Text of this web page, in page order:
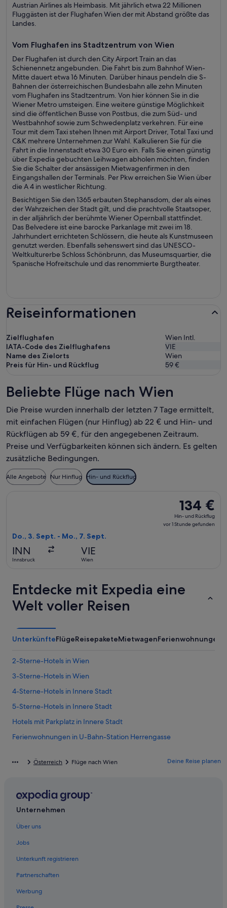
Austrian Airlines als Heimbasis. Mit jährlich etwa 22 Millionen
Fluggästen ist der Flughafen Wien der mit Abstand größte das
Landes.
Vom Flughafen ins Stadtzentrum von Wien
Der Flughafen ist durch den City Airport Train an das
Schienennetz angebunden. Die Fahrt bis zum Bahnhof Wien-
Mitte dauert etwa 16 Minuten. Darüber hinaus pendeln die S-
Bahnen der österreichischen Bundesbahn alle zehn Minuten
vom Flughafen ins Stadtzentrum. Von hier können Sie in die
Wiener Metro umsteigen. Eine weitere günstige Möglichkeit
sind die öffentlichen Busse von Postbus, die zum Süd- und
Westbahnhof sowie zum Schwedenplatz verkehren. Für eine
Tour mit dem Taxi stehen Ihnen mit Airport Driver, Total Taxi und
C&K mehrere Unternehmen zur Wahl. Kalkulieren Sie für die
Fahrt in die Innenstadt etwa 30 Euro ein. Falls Sie einen günstig
über Expedia gebuchten Leihwagen abholen möchten, finden
Sie die Schalter der ansässigen Mietwagenfirmen in den
Eingangshallen der Terminals. Per Pkw erreichen Sie Wien über
die A 4 in westlicher Richtung.
Besichtigen Sie den 1365 erbauten Stephansdom, der als eines
der Wahrzeichen der Stadt gilt, und die prachtvolle Staatsoper,
in der alljährlich der berühmte Wiener Opernball stattfindet.
Das Belvedere ist eine barocke Parkanlage mit zwei im 18.
Jahrhundert errichteten Schlössern, die heute als Kunstmuseen
genutzt werden. Ebenfalls sehenswert sind das UNESCO-
Weltkulturerbe Schloss Schönbrunn, das Museumsquartier, die
Spanische Hofreitschule und das renommierte Burgtheater.
Reiseinformationen
Zielflughafen
Wien Intl.
IATA-Code des Zielflughafens
VIE
Name des Zielorts
Wien
Preis für Hin- und Rückflug
59 €
Beliebte Flüge nach Wien
Die Preise wurden innerhalb der letzten 7 Tage ermittelt,
mit einfachen Flügen (nur Hinflug) ab 22 € und Hin- und
Rückflügen ab 59 €, für den angegebenen Zeitraum.
Preise und Verfügbarkeiten können sich ändern. Es gelten
zusätzliche Bedingungen.
Alle Angebote Nur Hinflug Hin- und Rückflug
134 €
Hin-
und
134 €
Hin- und Rückflug
vor 1 Stunde gefunden
Do., 3. Sept. - Mo., 7. Sept.
INN
Innsbruck
VIE
Wien
Entdecke mit Expedia eine
Welt voller Reisen
UnterkünfteFlügeReisepaketeMietwagenFerienwohnungen
2-Sterne-Hotels in Wien
3-Sterne-Hotels in Wien
4-Sterne-Hotels in Innere Stadt
5-Sterne-Hotels in Innere Stadt
Hotels mit Parkplatz in Innere Stadt
Ferienwohnungen in U-Bahn-Station Herrengasse
Aparthotels in Wien
B&B in Wien
Chalets in Wien
Cottages in Wien
Gasthäuser in Wien
Hotels nahe Wien Hauptbahnhof
Hausboote in Wien
Hostels in Wien
Accor Hotels in Wien
Österreich Flüge nach Wien Deine Reise planen
Unternehmen
Über uns
Jobs
Unterkunft registrieren
Partnerschaften
Werbung